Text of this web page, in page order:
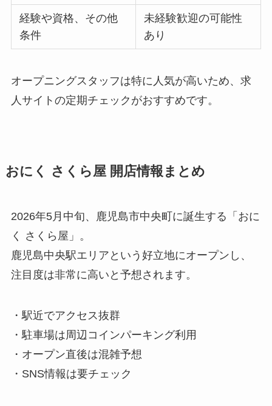
経験や資格、その他
条件
未経験歓迎の可能性
あり
オープニングスタッフは特に人気が高いため、求
人サイトの定期チェックがおすすめです。
おにく さくら屋 開店情報まとめ
2026年5月中旬、鹿児島市中央町に誕生する「おに
く さくら屋」。
鹿児島中央駅エリアという好立地にオープンし、
注目度は非常に高いと予想されます。
・駅近でアクセス抜群
・駐車場は周辺コインパーキング利用
・オープン直後は混雑予想
・SNS情報は要チェック